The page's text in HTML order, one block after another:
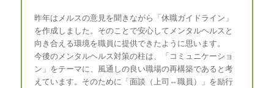
昨年はメルスの意見を聞きながら「休職ガイドライン」
を作成しました。そのことで安心してメンタルヘルスと
向き合える環境を職員に提供できたように思います。
今後のメンタルヘルス対策の柱は、「コミュニケーショ
ン」をテーマに、風通しの良い職場の再構築であると考
えています。そのために「面談（上司⇔職員）」を励行